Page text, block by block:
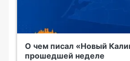
О чем писал «Новый
прошедшей неделе